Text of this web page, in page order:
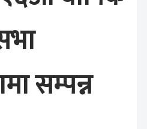
सम्पन्न